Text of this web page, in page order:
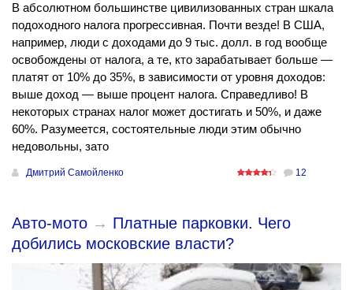
В абсолютном большинстве цивилизованных стран шкала
подоходного налога прогрессивная. Почти везде! В США,
например, люди с доходами до 9 тыс. долл. в год вообще
освобождены от налога, а те, кто зарабатывает больше —
платят от 10% до 35%, в зависимости от уровня доходов:
выше доход — выше процент налога. Справедливо! В
некоторых странах налог может достигать и 50%, и даже
60%. Разумеется, состоятельные люди этим обычно
недовольны, зато
Дмитрий Самойленко 12
Авто-мото → Платные парковки. Чего
добились московские власти?